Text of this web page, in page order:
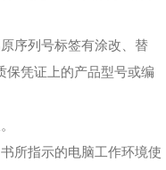
序列号标签有涂改、替
保凭证上的产品型号或编
所指示的电脑工作环境使